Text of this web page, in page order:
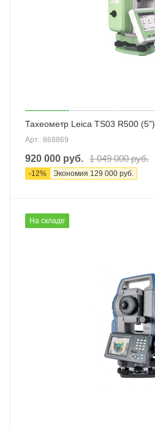
Тахеометр Leica TS03 R500 (5")
Арт.: 868869
920 000 руб. 1 049 000руб.
-12% Экономия 129 000 руб.
На складе